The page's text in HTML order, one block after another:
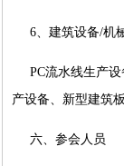
6、建筑设备/机
PC流水线生产
产设备、新型建筑
六、参会人员